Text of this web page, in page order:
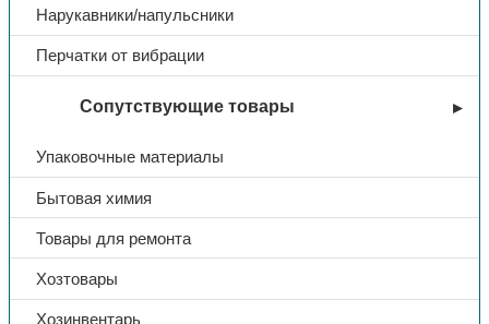
Нарукавники/напульсники
Перчатки от вибрации
Сопутствующие товары
Упаковочные материалы
Бытовая химия
Товары для ремонта
Хозтовары
Хозинвентарь